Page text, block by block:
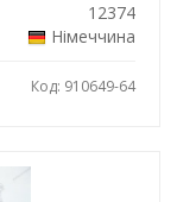
12374
Німеччина
Код: 910649-64